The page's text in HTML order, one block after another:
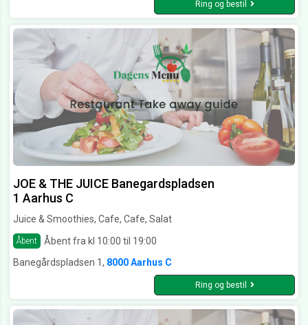
Ring og bestil
JOE & THE JUICE Banegardspladsen
1 Aarhus C
Juice & Smoothies, Cafe, Cafe, Salat
Åbent
Åbent fra kl 10:00 til 19:00
Banegårdspladsen 1, 8000 Aarhus C
Ring og bestil